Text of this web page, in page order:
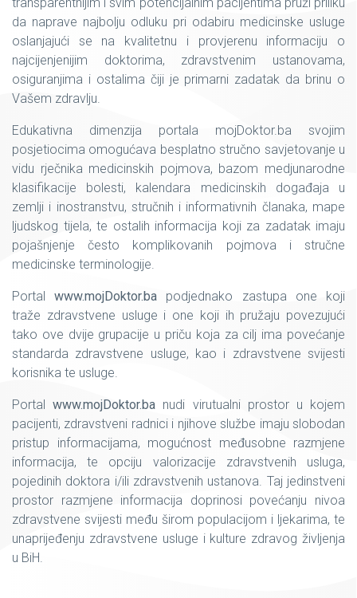
da naprave najbolju odluku pri odabiru medicinske usluge
oslanjajući se na kvalitetnu i provjerenu informaciju o
najcijenjenijim doktorima, zdravstvenim ustanovama,
osiguranjima i ostalima čiji je primarni zadatak da brinu o
Vašem zdravlju.
Edukativna dimenzija portala mojDoktor.ba svojim
posjetiocima omogućava besplatno stručno savjetovanje u
vidu rječnika medicinskih pojmova, bazom medjunarodne
klasifikacije bolesti, kalendara medicinskih događaja u
zemlji i inostranstvu, stručnih i informativnih članaka, mape
ljudskog tijela, te ostalih informacija koji za zadatak imaju
pojašnjenje često komplikovanih pojmova i stručne
medicinske terminologije.
Portalwww.mojDoktor.ba podjednako zastupa one koji
traže zdravstvene usluge i one koji ih pružaju povezujući
tako ove dvije grupacije u priču koja za cilj ima povećanje
standarda zdravstvene usluge, kao i zdravstvene svijesti
korisnika te usluge.
Portalwww.mojDoktor.ba nudi virutualni prostor u kojem
pacijenti, zdravstveni radnici i njihove službe imaju slobodan
pristup informacijama, mogućnost međusobne razmjene
informacija, te opciju valorizacije zdravstvenih usluga,
pojedinih doktora i/ili zdravstvenih ustanova. Taj jedinstveni
prostor razmjene informacija doprinosi povećanju nivoa
zdravstvene svijesti među širom populacijom i ljekarima, te
unaprijeđenju zdravstvene usluge i kulture zdravog življenja
u BiH.